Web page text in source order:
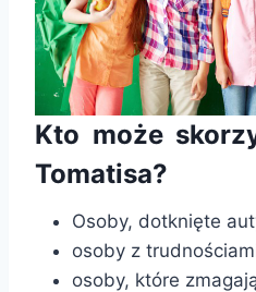
Kto może
Tomatisa?
Osoby, dotknięte
osoby z
osoby, które